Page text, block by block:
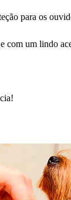
para os
com um lindo